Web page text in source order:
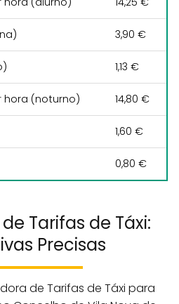
3,90 €
1,13 €
hora (noturno) 14,80 €
1,60 €
0,80 €
Tarifas de Táxi:
Precisas
de Tarifas de Táxi para